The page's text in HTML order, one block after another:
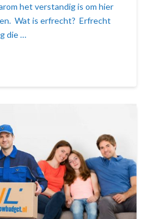
het verstandig is om hier
Wat is erfrecht? Erfrecht
die …